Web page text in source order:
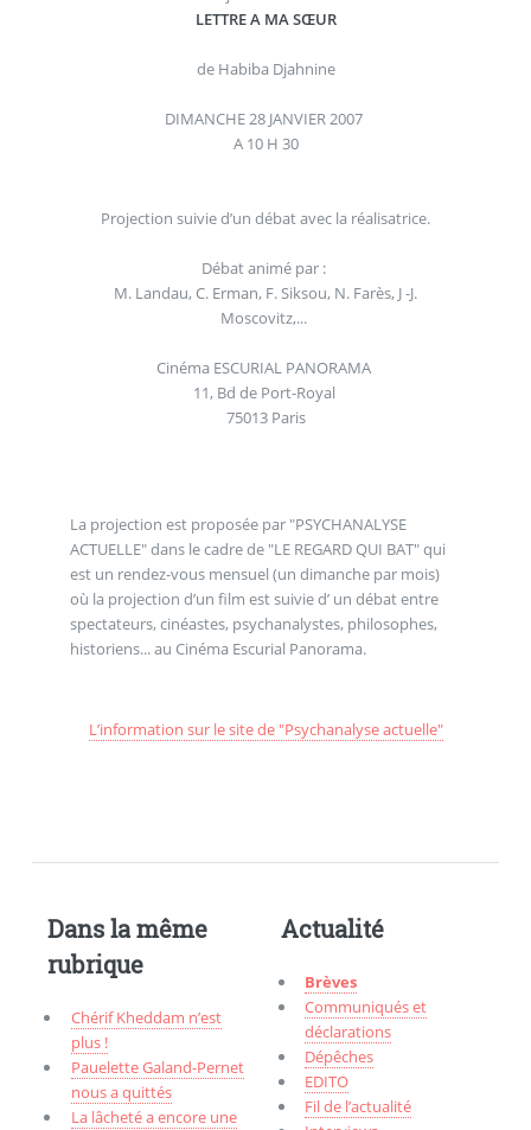
LETTRE A MA SŒUR
de Habiba Djahnine
DIMANCHE 28 JANVIER 2007
A 10 H 30
Projection suivie d’un débat avec la réalisatrice.
Débat animé par :
M. Landau, C. Erman, F. Siksou, N. Farès, J -J.
Moscovitz,...
Cinéma ESCURIAL PANORAMA
11, Bd de Port-Royal
75013 Paris
La projection est proposée par "PSYCHANALYSE
ACTUELLE" dans le cadre de "LE REGARD QUI BAT" qui
est un rendez-vous mensuel (un dimanche par mois)
où la projection d’un film est suivie d’ un débat entre
spectateurs, cinéastes, psychanalystes, philosophes,
historiens... au Cinéma Escurial Panorama.
L’information sur le site de "Psychanalyse actuelle"
Dans la même
rubrique
Chérif Kheddam n’est
plus !
Pauelette Galand-Pernet
nous a quittés
La lâcheté a encore une
Actualité
Brèves
Communiqués et
déclarations
Dépêches
EDITO
Fil de l’actualité